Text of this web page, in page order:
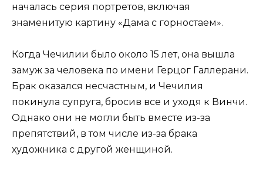
началась серия портретов, включая
знаменитую картину «Дама с горностаем».
Когда Чечилии было около 15 лет, она вышла
замуж за человека по имени Герцог Галлерани.
Брак оказался несчастным, и Чечилия
покинула супруга, бросив все и уходя к Винчи.
Однако они не могли быть вместе из-за
препятствий, в том числе из-за брака
художника с другой женщиной.